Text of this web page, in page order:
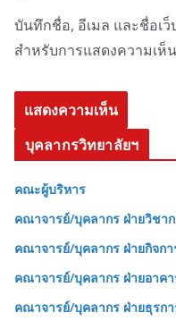
บันทึกชื่อ, อีเมล และชื่อเ
สำหรับการแสดงความเห็
บุคลากรวิทยาลัยฯ
คณะผู้บริหาร
คณาจารย์/บุคลากร ฝ่ายวิชา
คณาจารย์/บุคลากร ฝ่ายกิจก
คณาจารย์/บุคลากร ฝ่ายอาค
คณาจารย์/บุคลากร ฝ่ายธุรกา